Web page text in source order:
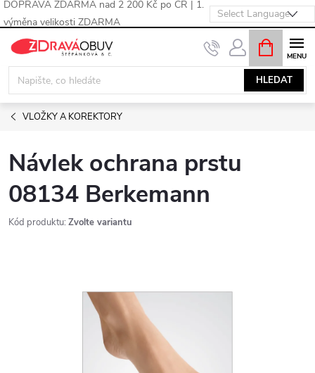
DOPRAVA ZDARMA nad 2 200 Kč po ČR | 1.
výměna velikosti ZDARMA
Přejít
obsah
HLEDAT
NÁKUPNÍ
KOŠÍK
VLOŽKY A KOREKTORY
Návlek ochrana prstu
08134 Berkemann
Kód produktu: Zvolte variantu